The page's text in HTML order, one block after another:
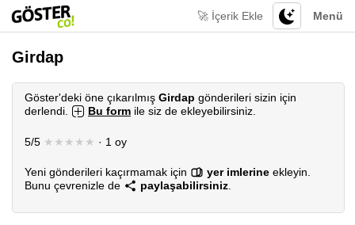
Menü
🚀 İçerik Ekle
Girdap
Göster'deki öne çıkarılmış Girdap gönderileri sizin için
derlendi.
Bu form ile siz de ekleyebilirsiniz.
5/5 ★★★★★ · 1 oy
Yeni gönderileri kaçırmamak için yer imlerine ekleyin.
Bunu çevrenizle de
paylaşabilirsiniz